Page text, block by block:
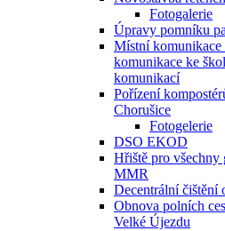
Fotogalerie
Úpravy pomníku
Místní komunikace
komunikace ke
komunikací
Pořízení
Chorušice
Fotogelerie
DSO EKOD
Hřiště pro všechny
MMR
Decentrální čištění
Obnova polních
Velké Újezdu